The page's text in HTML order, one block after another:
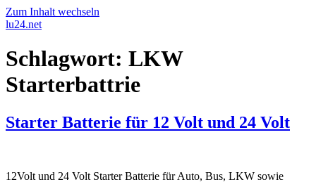
Zum Inhalt wechseln
lu24.net
Schlagwort: LKW
Starterbattrie
Starter Batterie für 12 Volt und 24 Volt
12Volt und 24 Volt Starter Batterie für Auto, Bus, LKW sowie